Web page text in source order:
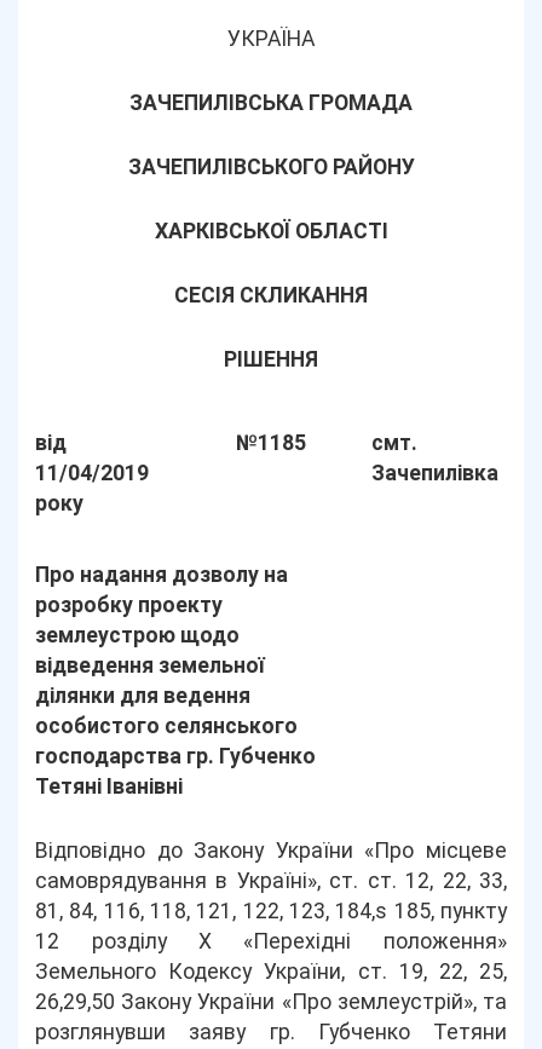
УКРАЇНА
ЗАЧЕПИЛІВСЬКА ГРОМАДА
ЗАЧЕПИЛІВСЬКОГО РАЙОНУ
ХАРКІВСЬКОЇ ОБЛАСТІ
СЕСІЯ СКЛИКАННЯ
РІШЕННЯ
від
11/04/2019
року
№1185
смт.
Зачепилівка
Про надання дозволу на
розробку проекту
землеустрою щодо
відведення земельної
ділянки для ведення
особистого селянського
господарства гр. Губченко
Тетяні Іванівні
Відповідно до Закону України «Про місцеве
самоврядування в Україні», ст. ст. 12, 22, 33,
81, 84, 116, 118, 121, 122, 123, 184,s 185, пункту
12 розділу Х «Перехідні положення»
Земельного Кодексу України, ст. 19, 22, 25,
26,29,50 Закону України «Про землеустрій», та
розглянувши заяву гр. Губченко Тетяни